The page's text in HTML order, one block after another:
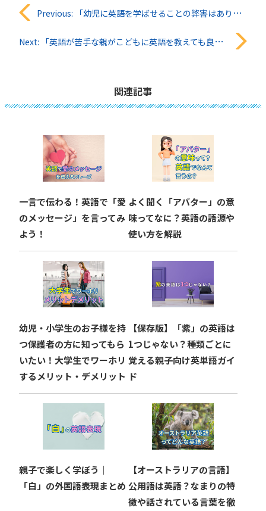
投
稿
ョ
ン
Previous: 「幼児に英語を学ばせることの弊害はありますか？」QQキッズ知恵袋#32
Next: 「英語が苦手な親がこどもに英語を教えても良いのですか？」QQキッズ知恵袋#33
関連記事
一言で伝わる！英語で「愛
のメッセージ」を言ってみ
よう！
よく聞く「アバター」の意
味ってなに？英語の語源や
使い方を解説
幼児・小学生のお子様を持
つ保護者の方に知ってもら
いたい！大学生でワーホリ
するメリット・デメリット
【保存版】「紫」の英語は
1つじゃない？種類ごとに
覚える親子向け英単語ガイ
ド
親子で楽しく学ぼう｜
「白」の外国語表現まとめ
【オーストラリアの言語】
公用語は英語？なまりの特
徴や話されている言葉を徹